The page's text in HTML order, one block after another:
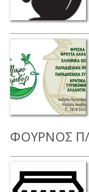
ΦΟΥΡΝΟΣ